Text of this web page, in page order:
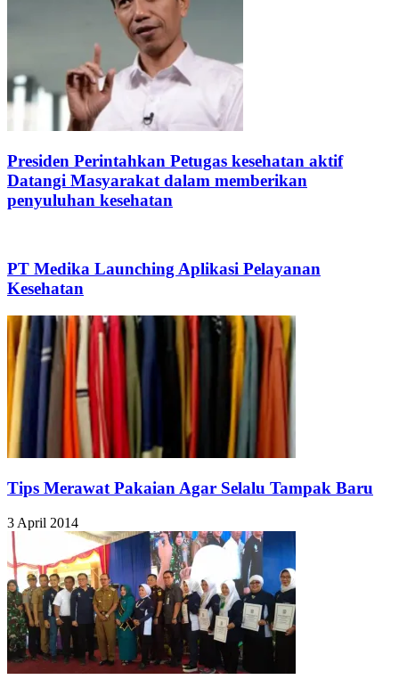
Presiden Perintahkan Petugas kesehatan aktif
Datangi Masyarakat dalam memberikan
penyuluhan kesehatan
PT Medika Launching Aplikasi Pelayanan
Kesehatan
Tips Merawat Pakaian Agar Selalu Tampak Baru
3 April 2014